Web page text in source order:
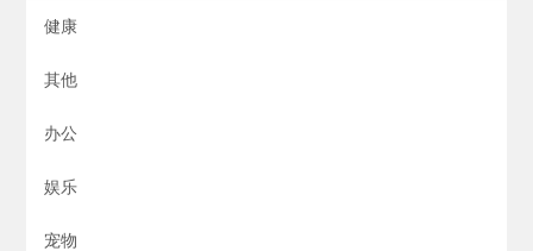
健康
其他
办公
娱乐
宠物